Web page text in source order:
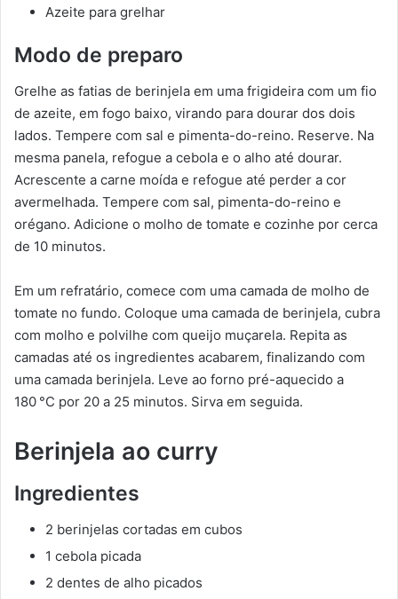
Azeite para grelhar
Modo de preparo
Grelhe as fatias de berinjela em uma frigideira com um fio
de azeite, em fogo baixo, virando para dourar dos dois
lados. Tempere com sal e pimenta-do-reino. Reserve. Na
mesma panela, refogue a cebola e o alho até dourar.
Acrescente a carne moída e refogue até perder a cor
avermelhada. Tempere com sal, pimenta-do-reino e
orégano. Adicione o molho de tomate e cozinhe por cerca
de 10 minutos.
Em um refratário, comece com uma camada de molho de
tomate no fundo. Coloque uma camada de berinjela, cubra
com molho e polvilhe com queijo muçarela. Repita as
camadas até os ingredientes acabarem, finalizando com
uma camada berinjela. Leve ao forno pré-aquecido a
180 °C por 20 a 25 minutos. Sirva em seguida.
Berinjela ao curry
Ingredientes
2 berinjelas cortadas em cubos
1 cebola picada
2 dentes de alho picados